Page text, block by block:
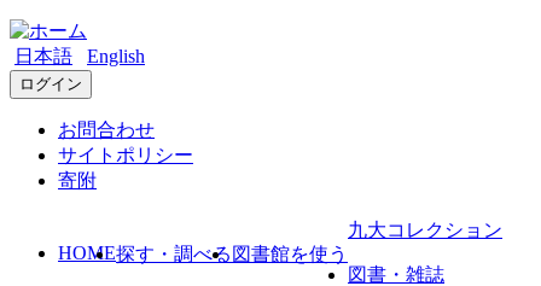
日本語 English
ログイン
お問合わせ
サイトポリシー
寄附
HOME探す・調べる 図書館を使う
九大コレクション
図書・雑誌